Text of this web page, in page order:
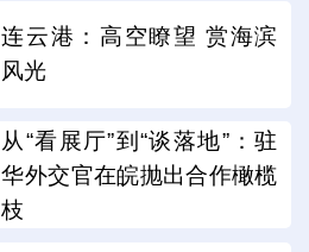
连云港：高空瞭望 赏海滨
风光
从“看展厅”到“谈落地”：驻
华外交官在皖抛出合作橄榄
枝